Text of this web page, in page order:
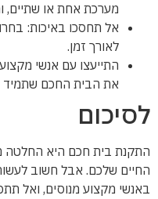
מערכת אחת או שתיים,
אל תחסכו באיכות:
לאורך זמן.
התייעצו עם אנשי
את הבית החכם שתמיד
לסיכום
התקנת בית חכם היא החלטה
החיים שלכם. אבל חשוב
באנשי מקצוע מנוסים, ואל